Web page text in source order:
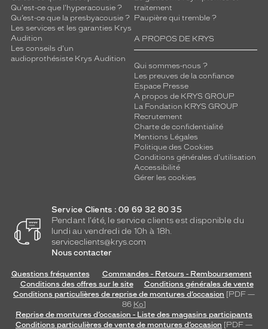
Qu'est-ce que l'hyperacousie ?
Qu’est-ce que la presbyacousie ?
Les services et les garanties Krys
Audition
Les conseils d'un
audioprothésiste Krys Audition
traitement
Paupière qui tremble ?
A PROPOS DE KRYS
Qui sommes-nous ?
Les preuves de la confiance
Espace Presse
A propos de KRYS GROUP
La Fondation KRYS GROUP
Recrutement
Charte de confidentialité
Mentions Légales
Politique des Cookies
Conditions générales d'utilisation
Accessibilité
Gérer les cookies
Service Clients : 09 69 32 80 35
Pendant l'été, le service clients est disponible du
lundi au vendredi de 10h à 18h.
serviceclients@krys.com
Nous contacter
Questions fréquentes
Commandes - Retours - Remboursement
Conditions des offres sur le site
Conditions générales de vente
Conditions particulières de reprise de montures d’occasion [PDF —
86 Ko]
Reprise de montures d’occasion - Liste des magasins participants
Conditions particulières de vente de montures d’occasion [PDF —